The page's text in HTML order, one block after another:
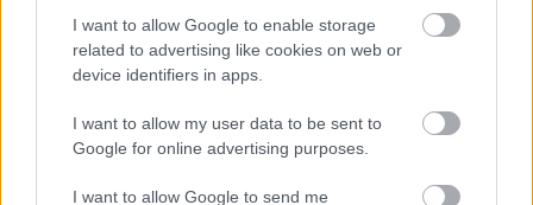
I want to allow Google to enable storage
related to advertising like cookies on web or
device identifiers in apps.
I want to allow my user data to be sent to
Google for online advertising purposes.
I want to allow Google to send me
A kezdeményezés mellé odaállt a Kaukázus és a
Pannonia Allstars Ska Orchestra oly módon, hogy a
február 28-i, budapesti koncertjük teljes egészében
a környezetvédelemről szól. A Greenpeace aktivistái
kitelepülnek a Barba Negra Music Clubba, ahol
környezetkímélő használati tárgyakat mutatnak be,
fontos ügyre, és természetesen re-poharakban